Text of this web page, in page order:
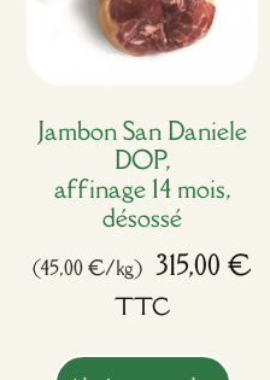
Jambon San Daniele
DOP,
affinage 14 mois,
désossé
(45,00 €/kg) 315,00€
TTC